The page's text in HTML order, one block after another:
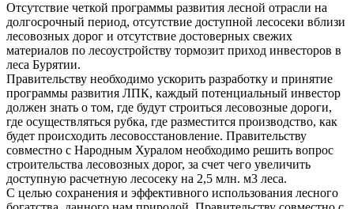
Отсутствие четкой программы развития лесной отрасли на
долгосрочный период, отсутствие доступной лесосеки вблизи
лесовозных дорог и отсутствие достоверных свежих
материалов по лесоустройству тормозит приход инвесторов в
леса Бурятии.
Правительству необходимо ускорить разработку и принятие
программы развития ЛПК, каждый потенциальный инвестор
должен знать о том, где будут строиться лесовозные дороги,
где осуществляться рубка, где разместится производство, как
будет происходить лесовосстановление. Правительству
совместно с Народным Хуралом необходимо решить вопрос
строительства лесовозных дорог, за счет чего увеличить
доступную расчетную лесосеку на 2,5 млн. м3 леса.
С целью сохранения и эффективного использования лесного